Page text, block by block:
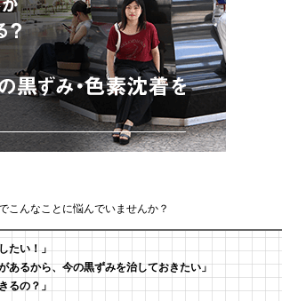
こんなことに悩んでいませんか？
たい！」
あるから、今の黒ずみを治しておきたい」
るの？」